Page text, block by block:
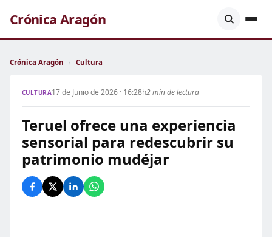
Crónica Aragón
Crónica Aragón › Cultura
CULTURA17 de Junio de 2026 · 16:28h2 min de lectura
Teruel ofrece una experiencia
sensorial para redescubrir su
patrimonio mudéjar